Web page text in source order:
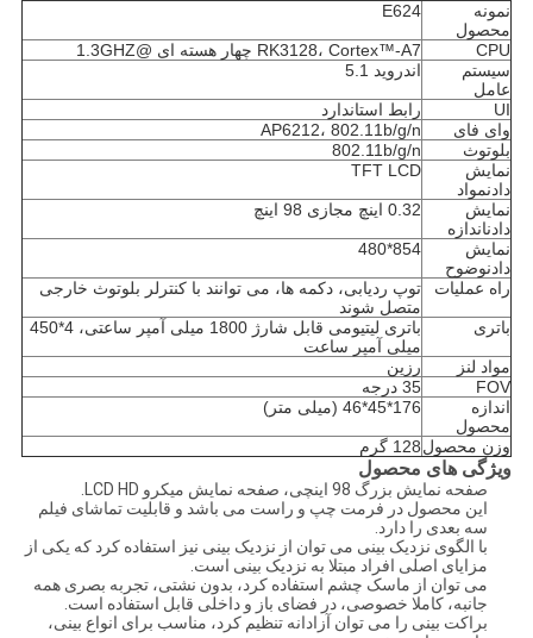
نمونه
محصول
E624
CPU
RK3128، Cortex™-A7 چهار هسته ای @1.3GHZ
سیستم
عامل
اندروید 5.1
UI
رابط استاندارد
وای فای
AP6212، 802.11b/g/n
بلوتوث
802.11b/g/n
نمایش
دادنمواد
TFT LCD
نمایش
دادناندازه
0.32 اینچ مجازی 98 اینچ
نمایش
دادنوضوح
854*480
راه عملیات
توپ ردیابی، دکمه ها، می توانند با کنترلر بلوتوث خارجی
متصل شوند
باتری
باتری لیتیومی قابل شارژ 1800 میلی آمپر ساعتی، 4*450
میلی آمپر ساعت
مواد لنز
رزین
FOV
35 درجه
اندازه
محصول
176*45*46 (میلی متر)
وزن محصول128 گرم
ویژگی های محصول
صفحه نمایش بزرگ 98 اینچی، صفحه نمایش میکرو LCD HD.
این محصول در فرمت چپ و راست می باشد و قابلیت تماشای فیلم
سه بعدی را دارد.
با الگوی نزدیک بینی می توان از نزدیک بینی نیز استفاده کرد که یکی از
مزایای اصلی افراد مبتلا به نزدیک بینی است.
می توان از ماسک چشم استفاده کرد، بدون نشتی، تجربه بصری همه
جانبه، کاملا خصوصی، در فضای باز و داخلی قابل استفاده است.
براکت بینی را می توان آزادانه تنظیم کرد، مناسب برای انواع بینی،